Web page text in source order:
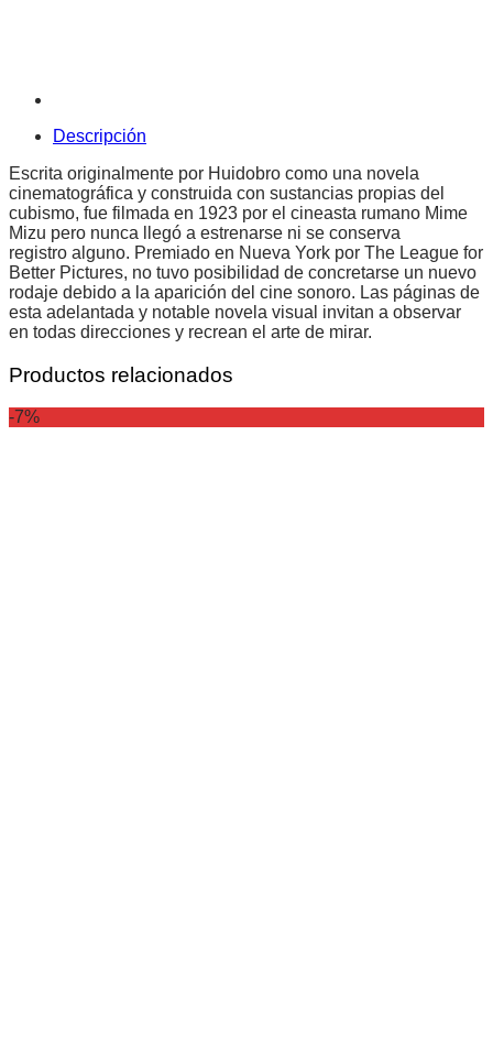
Descripción
Escrita originalmente por Huidobro como una novela
cinematográfica y construida con sustancias propias del
cubismo, fue filmada en 1923 por el cineasta rumano Mime
Mizu pero nunca llegó a estrenarse ni se conserva
registro alguno. Premiado en Nueva York por The League for
Better Pictures, no tuvo posibilidad de concretarse un nuevo
rodaje debido a la aparición del cine sonoro. Las páginas de
esta adelantada y notable novela visual invitan a observar
en todas direcciones y recrean el arte de mirar.
Productos relacionados
-7%